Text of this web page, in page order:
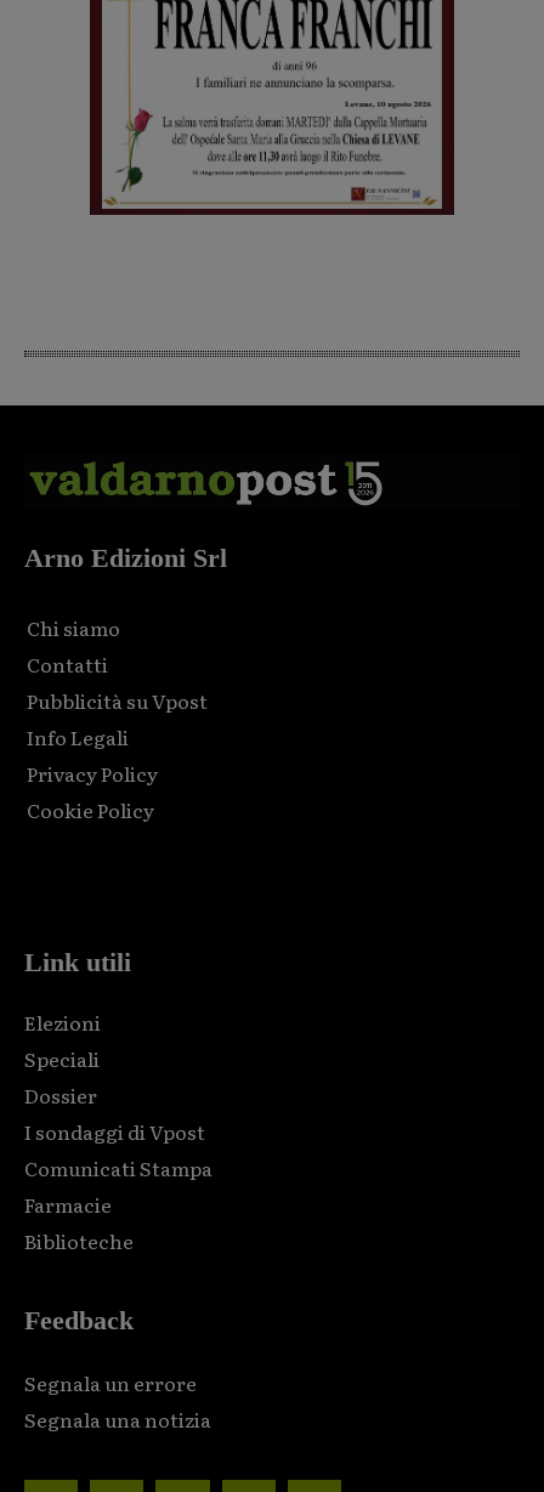
Arno Edizioni Srl
Chi siamo
Contatti
Pubblicità su Vpost
Info Legali
Privacy Policy
Cookie Policy
Link utili
Elezioni
Speciali
Dossier
I sondaggi di Vpost
Comunicati Stampa
Farmacie
Biblioteche
Feedback
Segnala un errore
Segnala una notizia